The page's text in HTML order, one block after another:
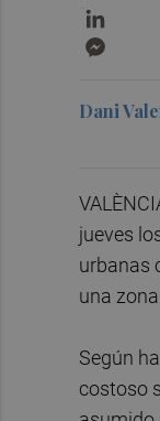
Dani
jueves
urbanas
una
Según
costoso